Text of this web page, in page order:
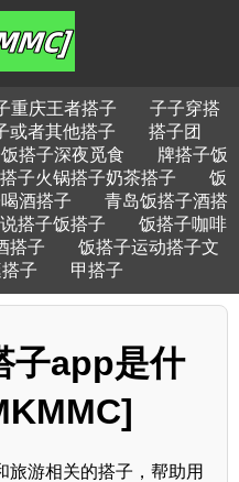
重庆王者搭子
子子穿搭
或者其他搭子
搭子团
搭子深夜觅食
牌搭子饭
子火锅搭子奶茶搭子
饭
酒搭子
青岛饭搭子酒搭
搭子饭搭子
饭搭子咖啡
搭子
饭搭子运动搭子文
子 甲搭子
子app是什
旅游相关的搭子，帮助用